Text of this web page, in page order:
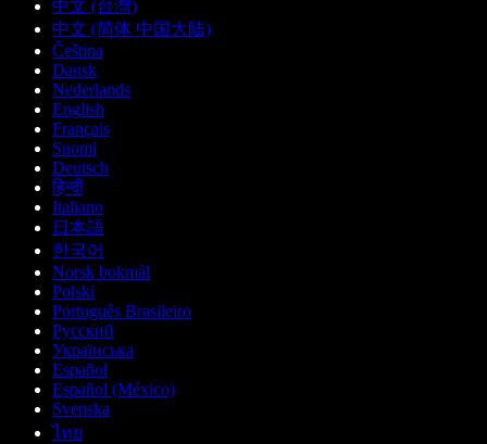
中文 (台灣)
中文 (简体 中国大陆)
Čeština
Dansk
Nederlands
English
Français
Suomi
Deutsch
हिन्दी
Italiano
日本語
한국어
Norsk bokmål
Polski
Português Brasileiro
Русский
Українська
Español
Español (México)
Svenska
ไทย